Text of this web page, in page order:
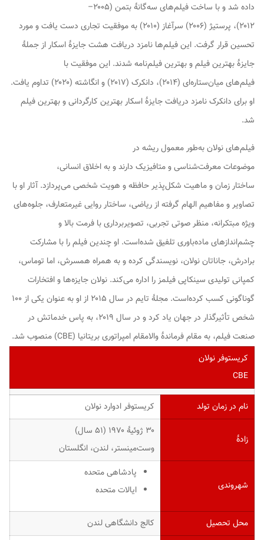
داده شد و با ساخت فیلم‌های سه‌گانهٔبتمن
(۲۰۰۵–
۲۰۱۲)،
پرستیژ (۲۰۰۶) سرآغاز
(۲۰۱۰) به موفقیت تجاری دست یافت و مورد
تحسین قرار گرفت. این فیلم‌ها نامزد دریافت هشت جایزهٔ اسکار از جملهٔ
جایزهٔ بهترین فیلم و بهترین فیلم‌نامه شدند. این موفقیت با
فیلم‌هایمیان‌ستاره‌ای (۲۰۱۴)، دانکرک (۲۰۱۷) و انگاشته
(۲۰۲۰) تداوم یافت.
او برای دانکرکنامزد دریافت جایزهٔ اسکار بهترین کارگردانی و بهترین فیلم
شد.
فیلم‌های نولان به‌طور معمول ریشه در
موضوعات معرفت‌شناسی و متافیزیک دارند و به اخلاق انسانی،
ساختار زمان و ماهیت شکل‌پذیر حافظه و هویت شخصی می‌پردازد. آثار او با
تصاویر و مفاهیم الهام گرفته از ریاضی، ساختار روایی غیرمتعارف، جلوه‌های
ویژه مبتکرانه، منظر صوتی تجربی، تصویربرداری با فرمت بالا و
چشم‌اندازهای ماده‌باوری تلفیق شده‌است. او چندین فیلم را با مشارکت
برادرش، جاناتان نولان، نویسندگی کرده و به همراه همسرش، اما توماس،
کمپانی تولیدی سینکاپی فیلمز را اداره می‌کند. نولان جایزه‌ها و افتخارات
گوناگونی کسب کرده‌است. مجلهٔ تایم
در سال ۲۰۱۵ از او به عنوان یکی از ۱۰۰
شخص تأثیرگذار در جهان یاد کرد و در سال ۲۰۱۹، به پاس خدماتش در
صنعت فیلم، به مقام فرماندهٔ والامقام امپراتوری بریتانیا (CBE) منصوب شد.
کریستوفر نولان
CBE
نام در زمان تولد کریستوفر ادوارد نولان
زادهٔ
۳۰ ژوئیهٔ ۱۹۷۰ ‏(۵۱ سال)
وست‌مینستر، لندن، انگلستان
شهروندی
پادشاهی متحده
ایالات متحده
محل تحصیل کالج دانشگاهی لندن